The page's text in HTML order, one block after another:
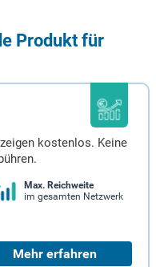
Produkt für
kostenlos. Keine
Max. Reichweite
im gesamten Netzwerk
Mehr erfahren